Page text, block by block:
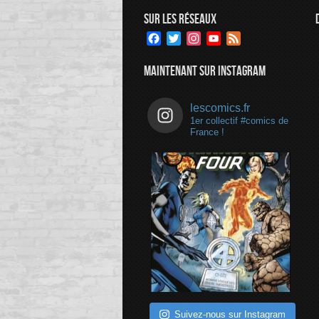
SUR LES RÉSEAUX
Facebook
TwitterInstagramYouTube
MAINTENANT SUR INSTAGRAM
lescomics.fr
1er collectif #comics de
France !
Suivez-nous sur Instagram